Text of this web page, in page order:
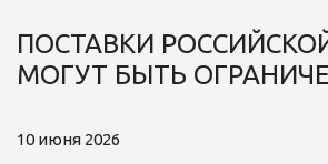
ПОСТАВКИ
МОГУТ БЫТЬ
10 июня 2026